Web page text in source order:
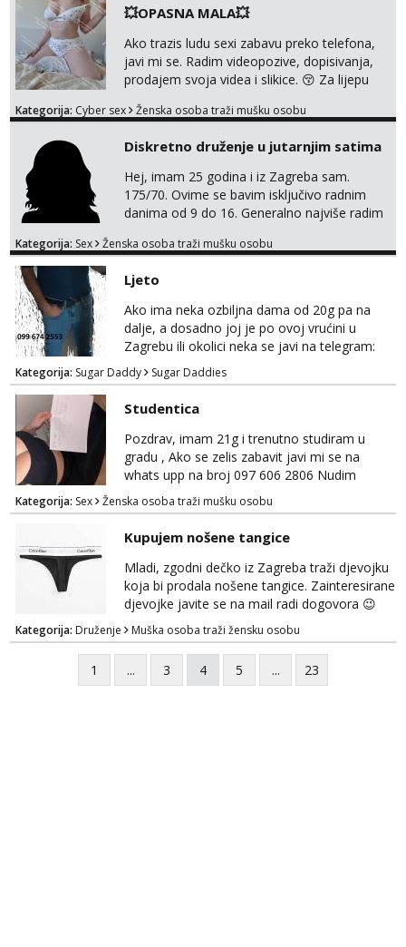
💥OPASNA MALA💥
Ako trazis ludu sexi zabavu preko telefona,
javi mi se. Radim videopozive, dopisivanja,
prodajem svoja videa i slikice. 😚 Za lijepu
Viber ili Telegram. +385 91 723 0045
Kategorija: Cyber sex Ženska osoba traži mušku osobu
Diskretno druženje u jutarnjim satima
Hej, imam 25 godina i iz Zagreba sam.
175/70. Ovime se bavim isključivo radnim
danima od 9 do 16. Generalno najviše radim
druženja u diskreciji, vjerovatno ćemo si
također, nisam zainteresirana za one and
done susrete. Ako se nalaziš u ovome, javi
mi se na WhatsApp sa nečime o sebi i tome
što voliš seksualno za daljnji d...
Kategorija: Sex Ženska osoba traži mušku osobu
Ljeto
Ako ima neka ozbiljna dama od 20g pa na
dalje, a dosadno joj je po ovoj vrućini u
Zagrebu ili okolici neka se javi na telegram:
Bozt_8 ili na viber 099 674 2553.
Kategorija: Sugar Daddy Sugar Daddies
Studentica
Pozdrav, imam 21g i trenutno studiram u
gradu , Ako se zelis zabavit javi mi se na
whats upp na broj 097 606 2806 Nudim
razme vrste zabave uzivo i online
Kategorija: Sex Ženska osoba traži mušku osobu
Kupujem nošene tangice
Mladi, zgodni dečko iz Zagreba traži djevojku
koja bi prodala nošene tangice. Zainteresirane
djevojke javite se na mail radi dogovora 😉
Kategorija: Druženje Muška osoba traži žensku osobu
1 ... 3 4 5 ... 23